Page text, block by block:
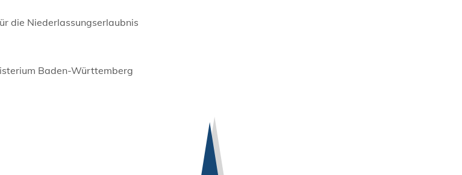
die Niederlassungserlaubnis
Baden-Württemberg